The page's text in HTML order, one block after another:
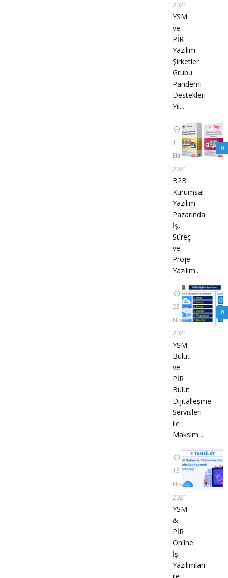
2021
YSM
ve
PİR
Yazılım
Şirketler
Grubu
Pandemi
Destekleri
Yıl...
0
1
Ekim
2021
B2B
Kurumsal
Yazılım
Pazarında
İş,
Süreç
ve
Proje
Yazılım...
0
23
Nisan
2021
YSM
Bulut
ve
PİR
Bulut
Dijitalleşme
Servisleri
ile
Maksim...
13
Nisan
2021
YSM
&
PİR
Online
İş
Yazılımları